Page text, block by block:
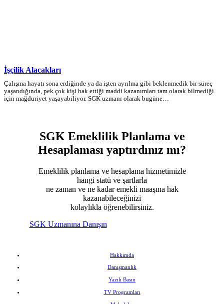
İşçilik Alacakları
Çalışma hayatı sona erdiğinde ya da işten ayrılma gibi beklenmedik bir süreç
yaşandığında, pek çok kişi hak ettiği maddi kazanımları tam olarak bilmediği
için mağduriyet yaşayabiliyor. SGK uzmanı olarak bugüne…
SGK Emeklilik Planlama ve
Hesaplaması yaptırdınız mı?
Emeklilik planlama ve hesaplama hizmetimizle
hangi statü ve şartlarla
ne zaman ve ne kadar emekli maaşına hak
kazanabileceğinizi
kolaylıkla öğrenebilirsiniz.
SGK Uzmanına Danışın
Hakkımda
Danışmanlık
Yazılı Basın
TV Programları